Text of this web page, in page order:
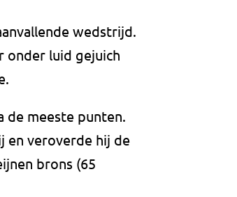
wedstrijd.
onder luid gejuich
de meeste punten.
en veroverde hij de
brons (65